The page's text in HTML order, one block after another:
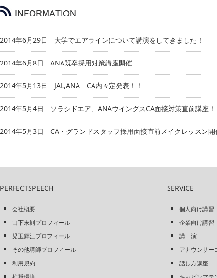
2014年6月29日 大学でエアラインについて講演をしてきました！
2014年6月8日 ANA既卒採用対策講座開催
2014年5月13日 JAL,ANA CA内々定発表！！
2014年5月4日 ソラシドエア、ANAウイングスCA面接対策直前講座！
2014年5月3日 CA・グランドスタッフ採用面接直前メイクレッスン開
PERFECTSPEECH
会社概要
山下末則プロフィール
児玉輝江プロフィール
その他講師プロフィール
利用規約
SERVICE
個人向け講習
企業向け講習
講 演
アナウンサー
話し方講座